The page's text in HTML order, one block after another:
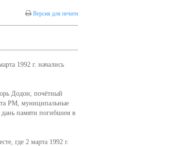
Версия для печати
1992 г. начались
Додон, почётный
РМ, муниципальные
дань памяти погибшим в
где 2 марта 1992 г.